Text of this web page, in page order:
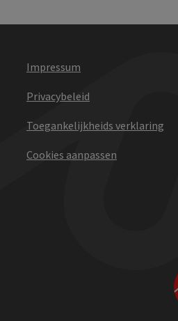
Impressum
Privacybeleid
Toegankelijkheids verklaring
Cookies aanpassen